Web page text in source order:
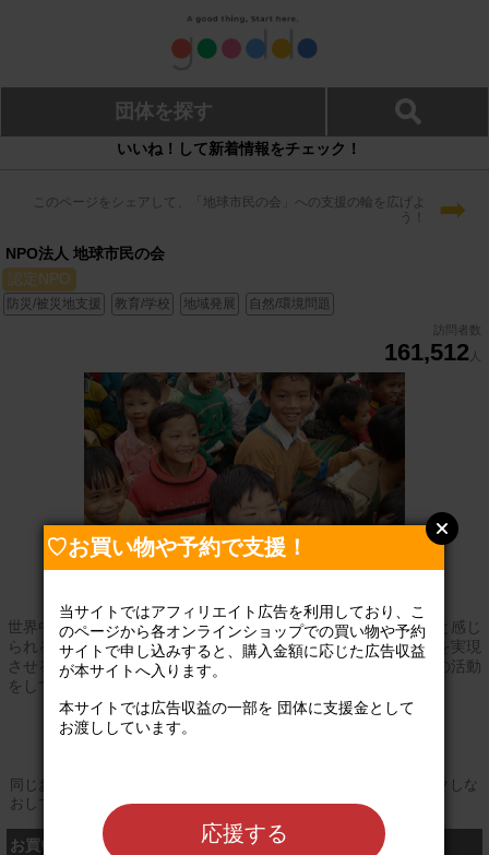
団体を探す
いいね！して新着情報をチェック！
このページをシェアして、「地球市民の会」への支援の輪を広げよ
う！
➡
NPO法人 地球市民の会
認定NPO
防災/被災地支援 教育/学校 地域発展 自然/環境問題
訪問者数
161,512 人
世界中の人々が世界中のすべてのものの幸せを、自分の幸せだと感じ
られる人＝地球市民になることにより、世界平和と地域の向上を実現
させるため、国際協力、国際交流、地域づくり、地球共感教育の活動
をしています。
同じお買い物やお申し込みを複数回行う場合は、そのたびにクリックしな
おしてください
お買い物するなら、こちら
♡お買い物や予約で支援！
当サイトではアフィリエイト広告を利用しており、こ
のページから各オンラインショップでの買い物や予約
サイトで申し込みすると、購入金額に応じた広告収益
が本サイトへ入ります。
本サイトでは広告収益の一部を 団体に支援金として
お渡ししています。
応援する